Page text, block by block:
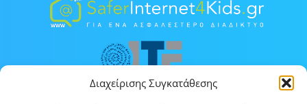
Διαχείρισης Συγκατάθεσης